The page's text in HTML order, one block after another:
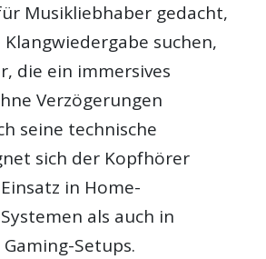
Musikliebhaber gedacht,
suchen,
die ein immersives
Verzögerungen
seine technische
sich der Kopfhörer
in Home-
als auch in
Setups.